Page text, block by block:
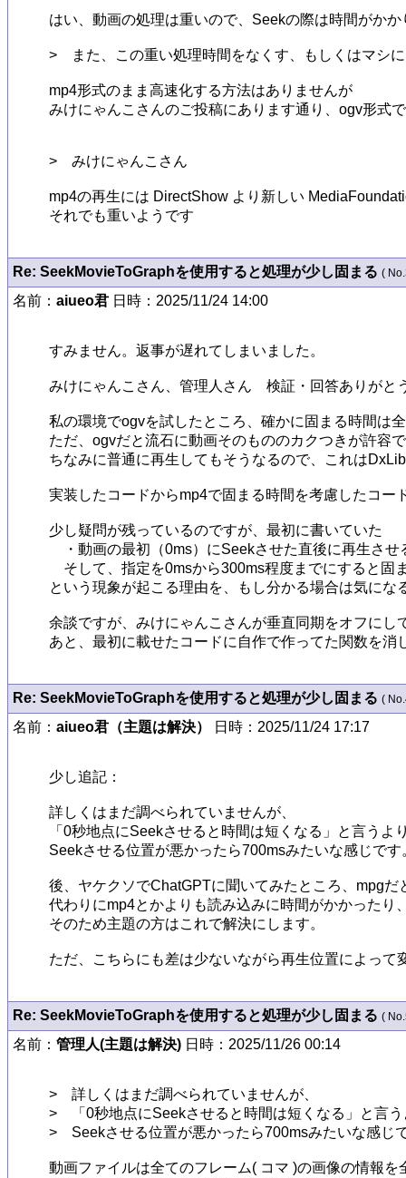
はい、動画の処理は重いので、Seekの際は時間がかか
>　また、この重い処理時間をなくす、もしくはマシ
mp4形式のまま高速化する方法はありませんが
みけにゃんこさんのご投稿にあります通り、ogv形式
>　みけにゃんこさん
mp4の再生には DirectShow より新しい
それでも重いようです
Re: SeekMovieToGraphを使用すると処理が少し固まる (
名前： aiueo君 日時：2025/11/24 14:00
すみません。返事が遅れてしまいました。
みけにゃんこさん、管理人さん　検証・回答ありがと
私の環境でogvを試したところ、確かに固まる時間は
ただ、ogvだと流石に動画そのもののカクつきが許容
ちなみに普通に再生してもそうなるので、これは
実装したコードからmp4で固まる時間を考慮したコ
少し疑問が残っているのですが、最初に書いていた
・動画の最初（0ms）にSeekさせた直後に再生さ
そして、指定を0msから300ms程度までにすると固
という現象が起こる理由を、もし分かる場合は気に
余談ですが、みけにゃんこさんが垂直同期をオフに
あと、最初に載せたコードに自作で作ってた関数を
Re: SeekMovieToGraphを使用すると処理が少し固まる (
名前： aiueo君（主題は解決） 日時：2025/11/24 17:17
少し追記：
詳しくはまだ調べられていませんが、
「0秒地点にSeekさせると時間は短くなる」と言う
Seekさせる位置が悪かったら700msみたいな感じです
後、ヤケクソでChatGPTに聞いてみたところ、mpg
代わりにmp4とかよりも読み込みに時間がかかった
そのため主題の方はこれで解決にします。
ただ、こちらにも差は少ないながら再生位置によっ
Re: SeekMovieToGraphを使用すると処理が少し固まる (
名前： 管理人(主題は解決) 日時：2025/11/26 00:14
>　詳しくはまだ調べられていませんが、
>　「0秒地点にSeekさせると時間は短くなる」と言
>　Seekさせる位置が悪かったら700msみたいな感じ
動画ファイルは全てのフレーム( コマ )の画像の情報